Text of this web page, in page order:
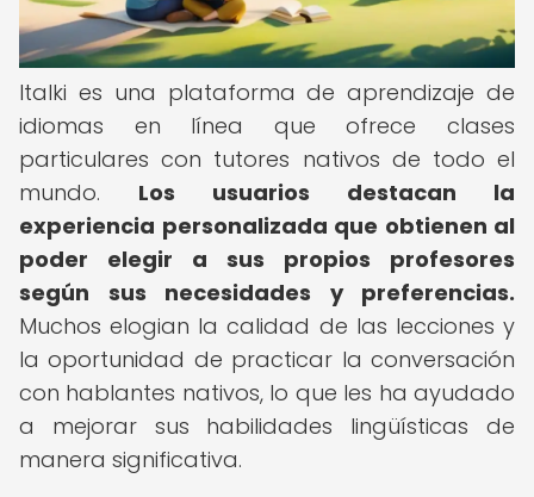
Italki es una plataforma de aprendizaje de
idiomas en línea que ofrece clases
particulares con tutores nativos de todo el
mundo. Los usuarios destacan la
experiencia personalizada que obtienen al
poder elegir a sus propios profesores
según sus necesidades y preferencias.
Muchos elogian la calidad de las lecciones y
la oportunidad de practicar la conversación
con hablantes nativos, lo que les ha ayudado
a mejorar sus habilidades lingüísticas de
manera significativa.